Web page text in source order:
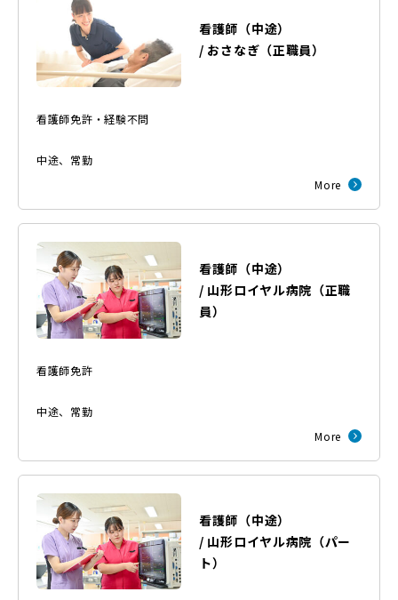
看護師（中途）
/ おさなぎ （正職員）
看護師免許・経験不問
中途、 常勤
More
看護師（中途）
/ 山形ロイヤル病院 （正職
員）
看護師免許
中途、 常勤
More
看護師（中途）
/ 山形ロイヤル病院 （パー
ト）